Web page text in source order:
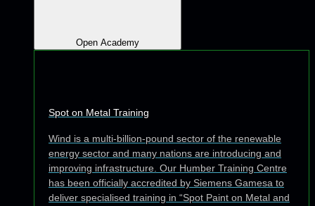
Open Academy
Spot on Metal Training
Wind is a multi-billion-pound sector of the renewable
energy sector and many nations are introducing and
improving infrastructure. Our Humber Training Centre
has been officially accredited by Siemens Gamesa to
deliver specialised training in “Spot Paint on Metal and